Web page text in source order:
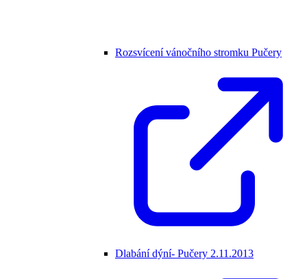
Rozsvícení vánočního stromku Pučery
Dlabání dýní- Pučery 2.11.2013